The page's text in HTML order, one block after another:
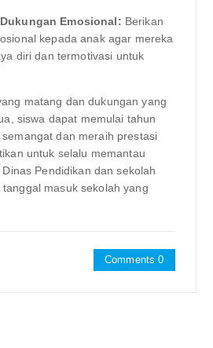
Emosional: Berikan
kepada anak agar mereka
diri dan termotivasi untuk
matang dan dukungan yang
siswa dapat memulai tahun
dan meraih prestasi
untuk selalu memantau
Pendidikan dan sekolah
masuk sekolah yang
Comments 0